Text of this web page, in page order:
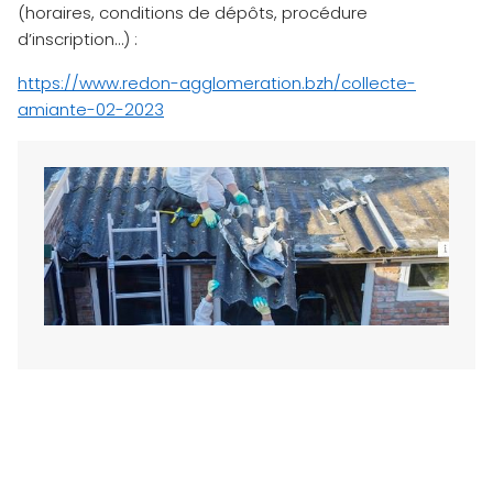
(horaires, conditions de dépôts, procédure
d’inscription…) :
https://www.redon-agglomeration.bzh/collecte-
amiante-02-2023